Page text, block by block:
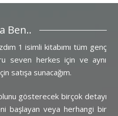
Ben..
1 isimli kitabımı tüm genç
seven herkes için ve aynı
satışa sunacağım.
gösterecek birçok detayı
başlayan veya herhangi bir